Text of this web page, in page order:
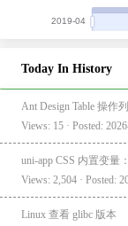
Today In History
Ant Design Table 操作
Views: 15 · Posted:
Views: 2,504 · Posted:
Linux 查看 glibc 版本